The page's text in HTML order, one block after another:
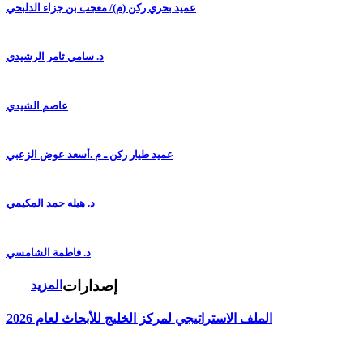
عميد بحري ركن (م)/ معجب بن جزاء الدلبحي
د. سامي ثامر الرشيدي
عاصم الشيدي
عميد طيار ركن ـ م .أسعد عوض الزعبي
د. هيله حمد المكيمي
د. فاطمة الشامسي
المزيد إصدارات
الملف الاستراتيجي لمركز الخليج للأبحاث لعام 2026